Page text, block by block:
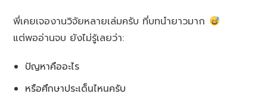
พี่เคยเจองานวิจัยหลายเล่มครับ ที่บทนำยาวมาก
แต่พออ่านจบ ยังไม่รู้เลยว่า:
ปัญหาคืออะไร
หรือศึกษาประเด็นไหนครับ